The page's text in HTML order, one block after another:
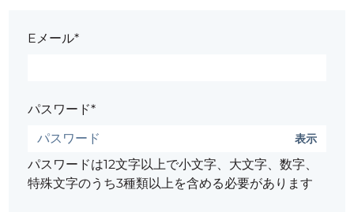
Eメール*
パスワード*
表示
パスワードは12文字以上で小文字、大文字、数字、
特殊文字のうち3種類以上を含める必要があります